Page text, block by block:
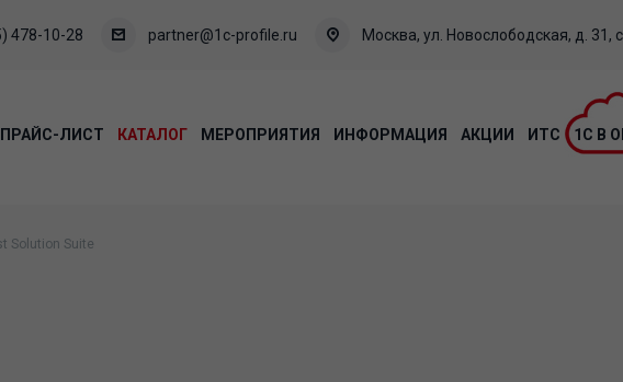
478-10-28 partner@1c-profile.ru Москва, ул. Новослободская, д. 31,
ПРАЙС-ЛИСТ КАТАЛОГ МЕРОПРИЯТИЯ ИНФОРМАЦИЯ АКЦИИ ИТС 1С В
Solution Suite